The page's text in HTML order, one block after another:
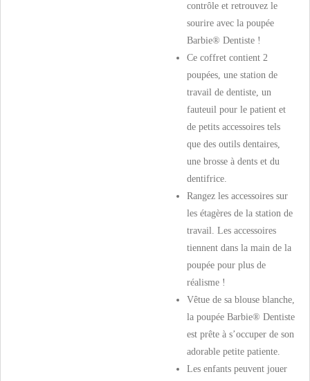
contrôle et retrouvez le
sourire avec la poupée
Barbie® Dentiste !
Ce coffret contient 2
poupées, une station de
travail de dentiste, un
fauteuil pour le patient et
de petits accessoires tels
que des outils dentaires,
une brosse à dents et du
dentifrice.
Rangez les accessoires sur
les étagères de la station de
travail. Les accessoires
tiennent dans la main de la
poupée pour plus de
réalisme !
Vêtue de sa blouse blanche,
la poupée Barbie® Dentiste
est prête à s’occuper de son
adorable petite patiente.
Les enfants peuvent jouer